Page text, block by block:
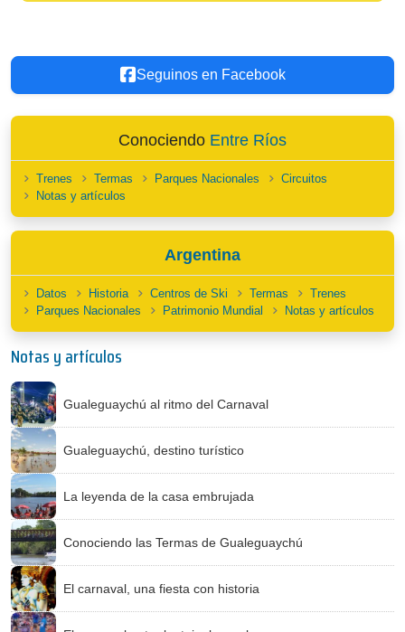
Seguinos en Facebook
Conociendo Entre Ríos
Trenes Termas Parques Nacionales
Circuitos
Notas y artículos
Argentina
Datos Historia Centros de Ski Termas
Trenes
Parques Nacionales
Patrimonio Mundial Notas y artículos
Notas y artículos
Gualeguaychú al ritmo del Carnaval
Gualeguaychú, destino turístico
La leyenda de la casa embrujada
Conociendo las Termas de Gualeguaychú
El carnaval, una fiesta con historia